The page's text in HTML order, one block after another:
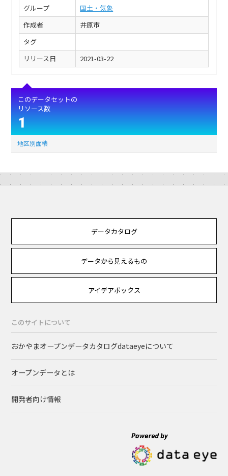
グループ
国土・気象
作成者
井原市
タグ
リリース日
2021-03-22
このデータセットの
リソース数
1
地区別面積
データカタログ
データから見えるもの
アイデアボックス
このサイトについて
おかやまオープンデータカタログdataeyeについて
オープンデータとは
開発者向け情報